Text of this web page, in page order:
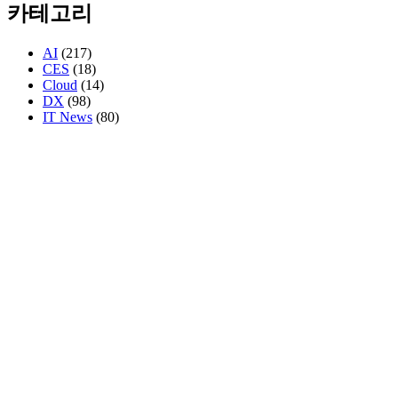
카테고리
AI (217)
CES (18)
Cloud (14)
DX (98)
IT News (80)